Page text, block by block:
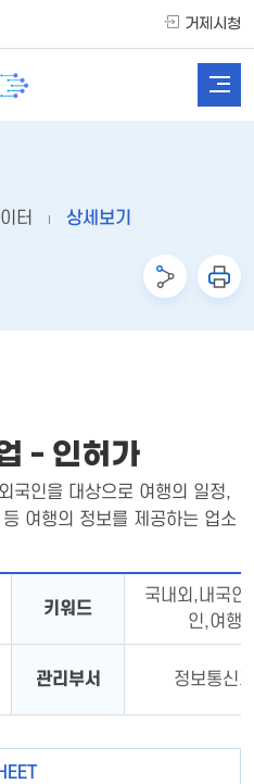
거제시청
터 상세보기
- 인허가
국인을 대상으로 여행의 일정,
여행의 정보를 제공하는 업소
키워드
국내외,내국인
인,여행
관리부서 정보통신과